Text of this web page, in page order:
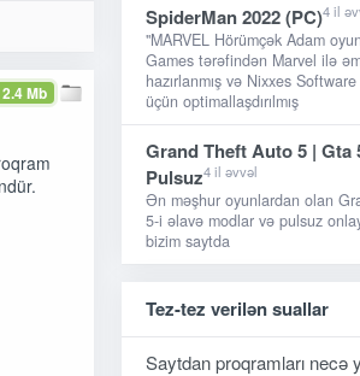
2.4 Mb
SpiderMan 2022 (PC)4 il
"MARVEL Hörümçək Adam
Games tərəfindən Marvel ilə
hazırlanmış və Nixxes
üçün optimallaşdırılmış
Grand Theft Auto 5 | Gta
Pulsuz4 il əvvəl
Ən məşhur oyunlardan olan
5-i əlavə modlar və pulsuz
bizim saytda
Tez-tez verilən suallar
Saytdan proqramları necə